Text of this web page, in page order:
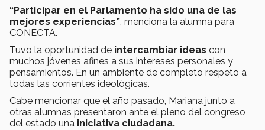
“Participar en el Parlamento ha sido una de las
mejores experiencias”, menciona la alumna para
CONECTA.
Tuvo la oportunidad de intercambiar ideas con
muchos jóvenes afines a sus intereses personales y
pensamientos. En un ambiente de completo respeto a
todas las corrientes ideológicas.
Cabe mencionar que el año pasado, Mariana junto a
otras alumnas presentaron ante el pleno del congreso
del estado una iniciativa ciudadana.